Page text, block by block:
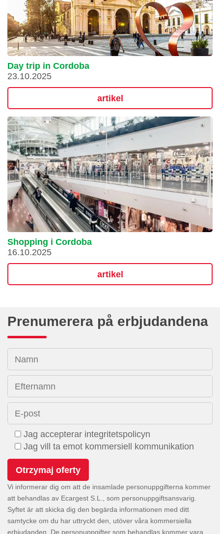
Day trip in Cordoba
23.10.2025
artikel
Shopping i Cordoba
16.10.2025
artikel
Prenumerera på erbjudandena
Namn
Efternamn
E-post
Jag accepterar integritetspolicyn
Jag vill ta emot kommersiell kommunikation
Vi informerar dig om att de insamlade personuppgifterna kommer
att behandlas av Ecargest S.L., som personuppgiftsansvarig.
Syftet är att skicka dig den begärda informationen med ditt
samtycke om du har uttryckt den, utöver våra kommersiella
erbjudanden. De personuppgifter som behandlas kommer vara